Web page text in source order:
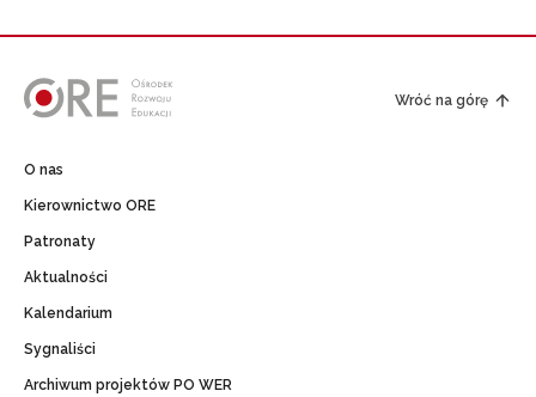
Wróć na górę
O nas
Kierownictwo ORE
Patronaty
Aktualności
Kalendarium
Sygnaliści
Archiwum projektów PO WER